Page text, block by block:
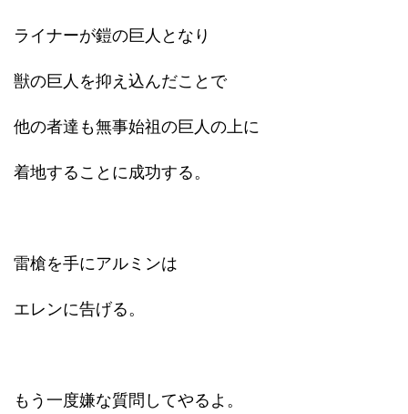
ライナーが鎧の巨人となり
獣の巨人を抑え込んだことで
他の者達も無事始祖の巨人の上に
着地することに成功する。
雷槍を手にアルミンは
エレンに告げる。
もう一度嫌な質問してやるよ。